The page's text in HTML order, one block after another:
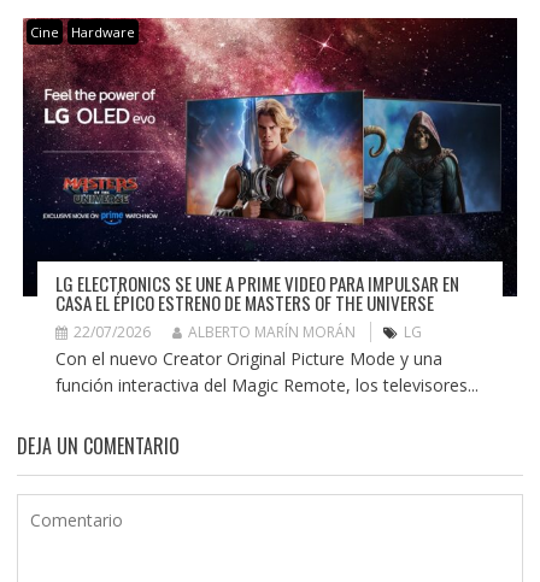
Cine Hardware
LG ELECTRONICS SE UNE A PRIME VIDEO PARA IMPULSAR EN
CASA EL ÉPICO ESTRENO DE MASTERS OF THE UNIVERSE
22/07/2026 ALBERTO MARÍN MORÁN LG
Con el nuevo Creator Original Picture Mode y una
función interactiva del Magic Remote, los televisores...
DEJA UN COMENTARIO